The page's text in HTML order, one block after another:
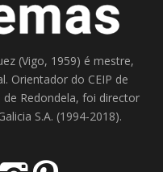
(Vigo, 1959) é mestre,
Orientador do CEIP de
de Redondela, foi director
S.A. (1994-2018).